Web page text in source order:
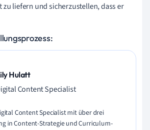
zu liefern und sicherzustellen, dass er
Hulatt
Content Specialist
Content Specialist mit über drei
in Content-Strategie und Curriculum-